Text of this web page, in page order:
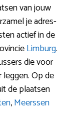
van jouw
je adres-
actief in de
Limburg.
die voor
leggen. Op de
de plaatsen
,Meerssen